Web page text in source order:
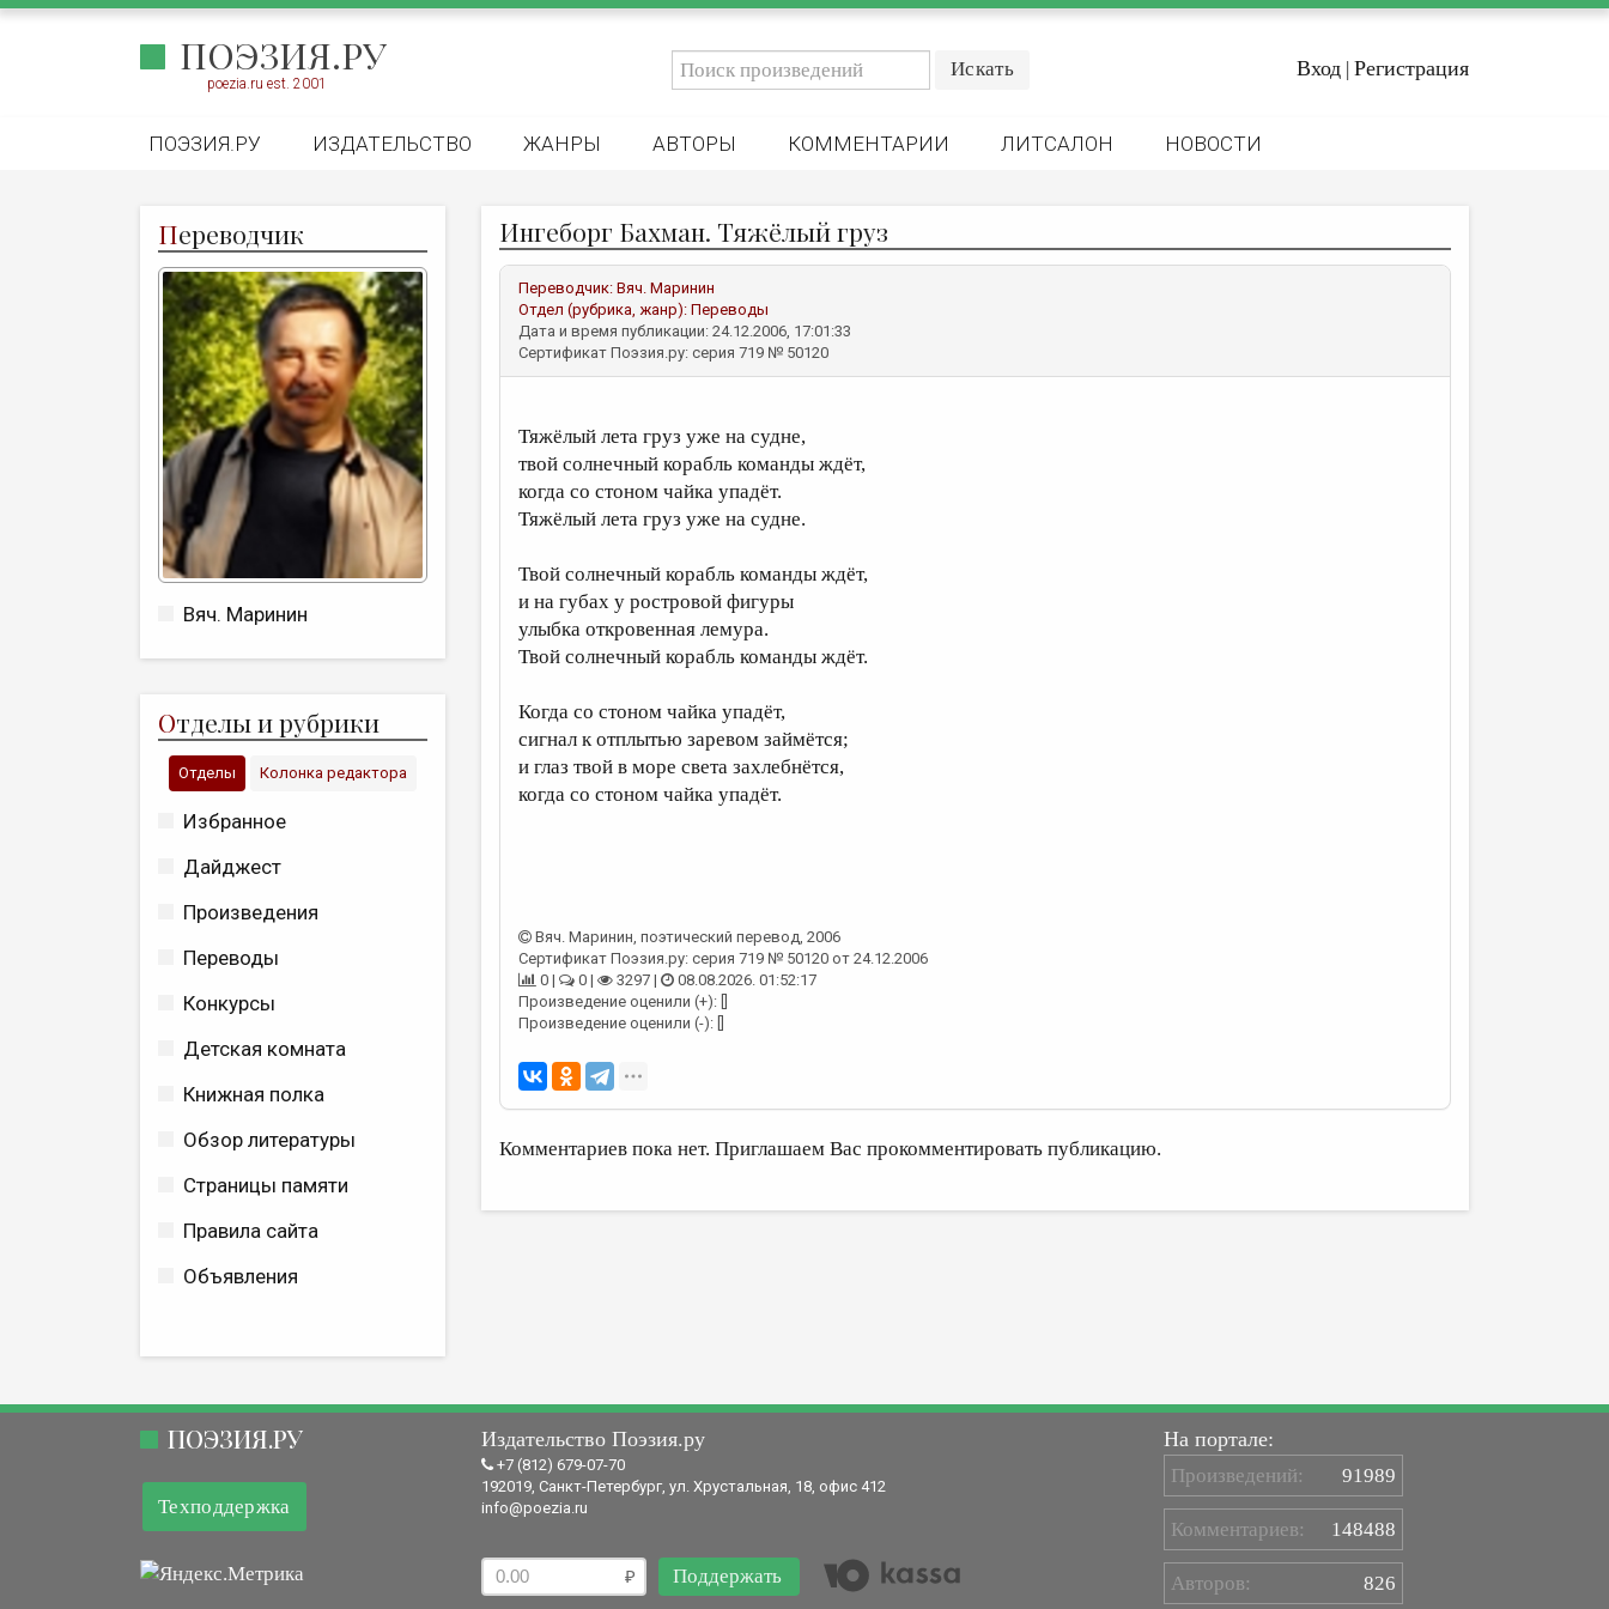
ПОЭЗИЯ.РУ
poezia.ru est. 2001
Вход | Регистрация
ПОЭЗИЯ.РУ ИЗДАТЕЛЬСТВО ЖАНРЫ АВТОРЫ КОММЕНТАРИИ ЛИТСАЛОН НОВОСТИ
Переводчик
Вяч. Маринин
Отделы и рубрики
Отделы Колонка редактора
Избранное
Дайджест
Произведения
Переводы
Конкурсы
Детская комната
Книжная полка
Обзор литературы
Страницы памяти
Правила сайта
Объявления
Ингеборг Бахман. Тяжёлый груз
Переводчик: Вяч. Маринин
Отдел (рубрика, жанр): Переводы
Дата и время публикации: 24.12.2006, 17:01:33
Сертификат Поэзия.ру: серия 719 № 50120
Тяжёлый лета груз уже на судне,
твой солнечный корабль команды ждёт,
когда со стоном чайка упадёт.
Тяжёлый лета груз уже на судне.
Твой солнечный корабль команды ждёт,
и на губах у ростровой фигуры
улыбка откровенная лемура.
Твой солнечный корабль команды ждёт.
Когда со стоном чайка упадёт,
сигнал к отплытью заревом займётся;
и глаз твой в море света захлебнётся,
когда со стоном чайка упадёт.
Вяч. Маринин, поэтический перевод, 2006
Сертификат Поэзия.ру: серия 719 № 50120 от 24.12.2006
0 |
0 | 3297 |
08.08.2026. 01:52:17
Произведение оценили (+): []
Произведение оценили (-): []
Комментариев пока нет. Приглашаем Вас прокомментировать публикацию.
ПОЭЗИЯ.РУ
Техподдержка
Издательство Поэзия.ру
+7 (812) 679-07-70
192019, Санкт-Петербург, ул. Хрустальная, 18, офис 412
info@poezia.ru
Поддержать
На портале:
Произведений: 91989
Комментариев: 148488
Авторов: 826